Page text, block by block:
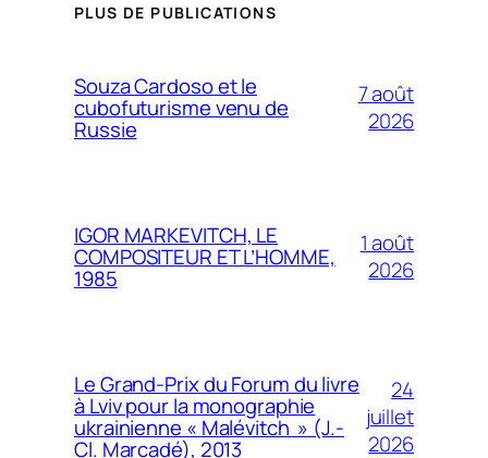
PLUS DE PUBLICATIONS
Souza Cardoso et le
cubofuturisme venu de
Russie
7 août
2026
IGOR MARKEVITCH, LE
COMPOSITEUR ET L’HOMME,
1985
1 août
2026
Le Grand-Prix du Forum du livre
à Lviv pour la monographie
ukrainienne « Malévitch » (J.-
Cl. Marcadé), 2013
24
juillet
2026